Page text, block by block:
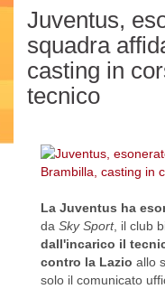
Juventus,
squadra
casting in
tecnico
La Juventus ha
da Sky Sport, il club
dall'incarico il
contro la Lazio allo
solo il comunicato